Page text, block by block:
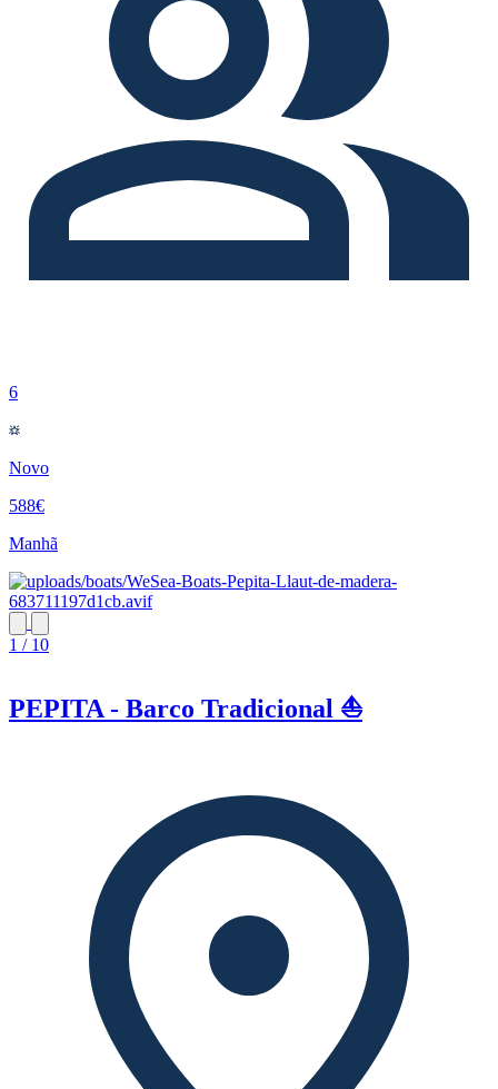
6
Novo
588€
Manhã
1 / 10
PEPITA - Barco Tradicional ⛵